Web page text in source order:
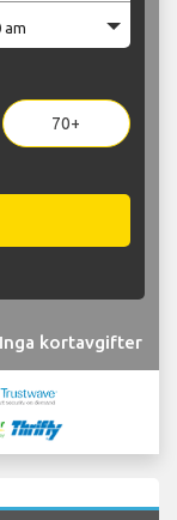
70+
kortavgifter